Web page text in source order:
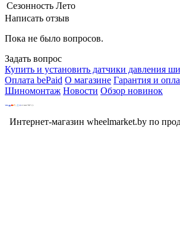
Сезонность Лето
Написать отзыв
Пока не было вопросов.
Задать вопрос
Купить и установить датчики давления
Оплата bePaid О магазине Гарантия и
Шиномонтаж Новости Обзор новинок
Интернет-магазин wheelmarket.by по